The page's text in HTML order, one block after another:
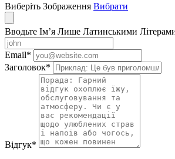
Виберіть Зображення Вибрати
Вводьте Ім’я Лише Латинськими
Email*
Заголовок*
Відгук*